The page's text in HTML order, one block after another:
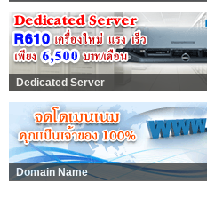
Dedicated Server
Domain Name